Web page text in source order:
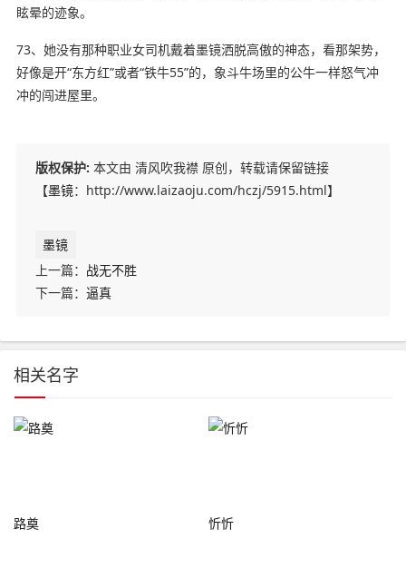
眩晕的迹象。
73、她没有那种职业女司机戴着墨镜洒脱高傲的神态，看那架势，
好像是开“东方红”或者“铁牛55”的，象斗牛场里的公牛一样怒气冲
冲的闯进屋里。
版权保护: 本文由 清风吹我襟 原创，转载请保留链接
【墨镜：http://www.laizaoju.com/hczj/5915.html】
墨镜
上一篇： 战无不胜
下一篇： 逼真
相关名字
路奠 忻忻